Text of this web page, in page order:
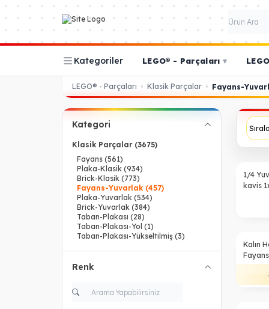
Kategoriler LEGO® - Parçaları ▾
LEGO® - Parçaları • Klasik Parçalar • Fayans-
Kategori
Klasik Parçalar (3675)
Fayans (561)
Plaka-Klasik (934)
Brick-Klasik (773)
Fayans-Yuvarlak (457)
Plaka-Yuvarlak (534)
Brick-Yuvarlak (384)
Taban-Plakası (28)
Taban-Plakası-Yol (1)
Taban-Plakası-Yükseltilmiş (3)
Renk
Yeni
1/4
kavis
%40
Kalın
- Siyah